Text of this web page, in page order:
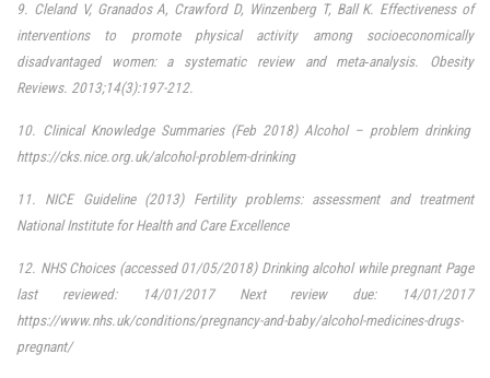
9. Cleland V, Granados A, Crawford D, Winzenberg T, Ball K. Effectiveness of
interventions to promote physical activity among socioeconomically
disadvantaged women: a systematic review and meta‐analysis. Obesity
Reviews. 2013;14(3):197-212.
10. Clinical Knowledge Summaries (Feb 2018) Alcohol – problem drinking
https://cks.nice.org.uk/alcohol-problem-drinking
11. NICE Guideline (2013) Fertility problems: assessment and treatment
National Institute for Health and Care Excellence
12. NHS Choices (accessed 01/05/2018) Drinking alcohol while pregnant Page
last reviewed: 14/01/2017 Next review due: 14/01/2017
https://www.nhs.uk/conditions/pregnancy-and-baby/alcohol-medicines-drugs-
pregnant/